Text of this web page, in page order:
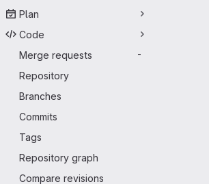
Plan
Code
Merge requests
-
Repository
Branches
Commits
Tags
Repository graph
Compare revisions